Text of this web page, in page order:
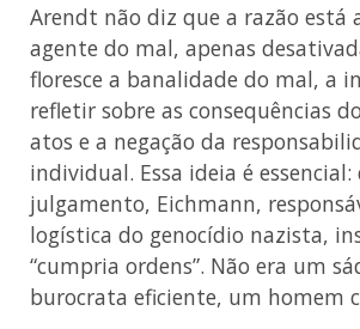
Arendt não diz que a razão está
agente do mal, apenas
floresce a banalidade do mal, a
refletir sobre as consequências
atos e a negação da
individual. Essa ideia é
julgamento, Eichmann,
logística do genocídio nazista,
“cumpria ordens”. Não era um
burocrata eficiente, um homem